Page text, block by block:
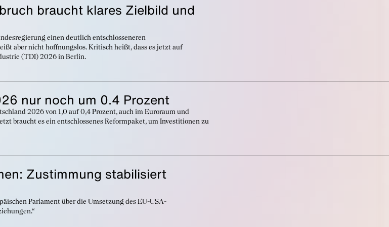
braucht klares Zielbild und
einen deutlich entschlosseneren
aber nicht hoffnungslos. Kritisch heißt, dass es jetzt auf
(TDI) 2026 in Berlin.
nur noch um 0.4 Prozent
2026 von 1,0 auf 0,4 Prozent, auch im Euroraum und
braucht es ein entschlossenes Reformpaket, um Investitionen zu
Zustimmung stabilisiert
Parlament über die Umsetzung des EU-USA-